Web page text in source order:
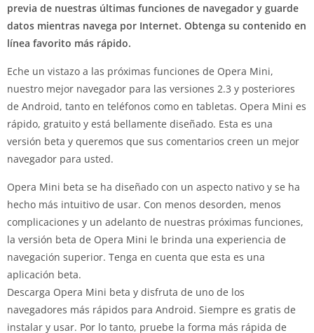
previa de nuestras últimas funciones de navegador y guarde
datos mientras navega por Internet. Obtenga su contenido en
línea favorito más rápido.
Eche un vistazo a las próximas funciones de Opera Mini,
nuestro mejor navegador para las versiones 2.3 y posteriores
de Android, tanto en teléfonos como en tabletas. Opera Mini es
rápido, gratuito y está bellamente diseñado. Esta es una
versión beta y queremos que sus comentarios creen un mejor
navegador para usted.
Opera Mini beta se ha diseñado con un aspecto nativo y se ha
hecho más intuitivo de usar. Con menos desorden, menos
complicaciones y un adelanto de nuestras próximas funciones,
la versión beta de Opera Mini le brinda una experiencia de
navegación superior. Tenga en cuenta que esta es una
aplicación beta.
Descarga Opera Mini beta y disfruta de uno de los
navegadores más rápidos para Android. Siempre es gratis de
instalar y usar. Por lo tanto, pruebe la forma más rápida de